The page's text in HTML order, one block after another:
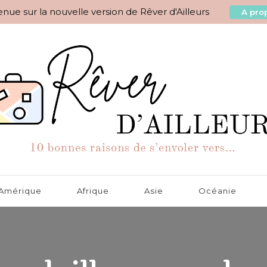
sur la nouvelle version de Rêver d'Ailleurs A
de s'envoler vers…
Afrique Asie Océanie